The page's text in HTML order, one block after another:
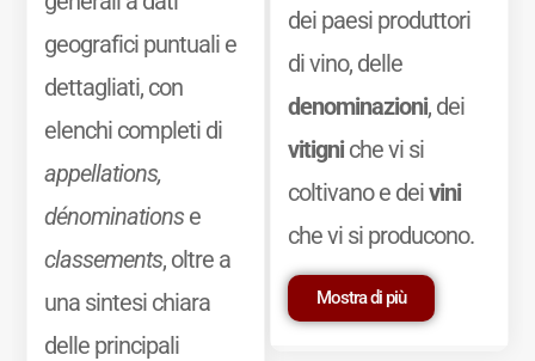
geografici puntuali e
dettagliati, con
elenchi completi di
appellations,
dénominationse
classements, oltre a
una sintesi chiara
delle principali
dei paesi produttori
di vino, delle
denominazioni, dei
vitigniche vi si
coltivano e deivini
che vi si producono.
Mostra di più